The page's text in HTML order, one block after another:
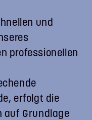
und
professionellen
erfolgt die
auf Grundlage